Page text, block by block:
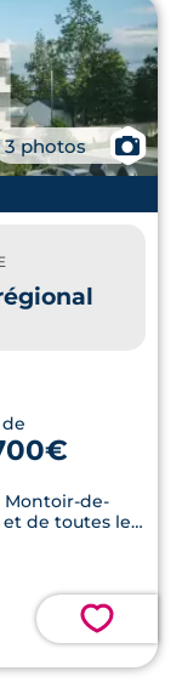
neuf à
de Jade.
3 photos
📷
Montoir-de-
de toutes les
les prestations
💗